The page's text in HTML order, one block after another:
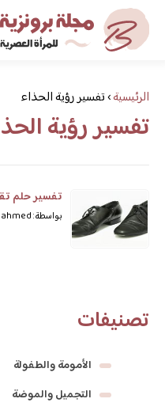
مجلة برونزيةالرئيسية›تفسير رؤية الحذاء
تفسير رؤية
تفسير حلم
بواسطة: ahmed
تصنيفات
الأمومة والطفولة
التجميل والموضة